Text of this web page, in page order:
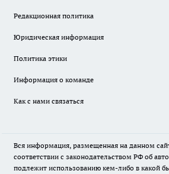
Редакционная политика
Юридическая информация
Политика этики
Информация о команде
Как с нами связаться
Вся информация, размещенная на данном
соответствии с законодательством РФ об
подлежит использованию кем-либо в какой